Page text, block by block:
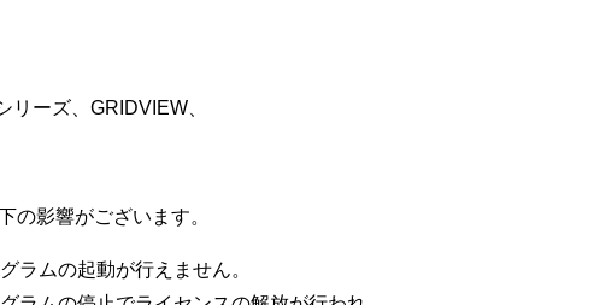
ーズ、GRIDVIEW、
の影響がございます。
ラムの起動が行えません。